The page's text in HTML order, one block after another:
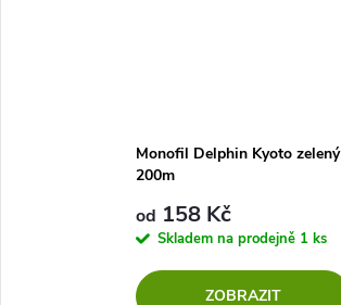
Monofil Delphin Kyoto zelený
200m
od 158 Kč
Skladem na prodejně 1 ks
ZOBRAZIT